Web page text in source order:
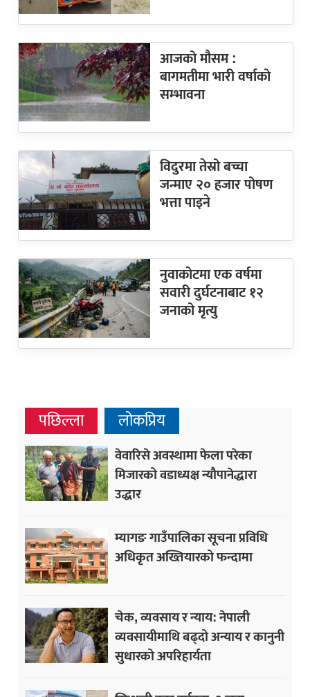
आजको मौसम :
बागमतीमा भारी वर्षाको
सम्भावना
विदुरमा तेस्रो बच्चा
जन्माए २० हजार पोषण
भत्ता पाइने
नुवाकोटमा एक वर्षमा
सवारी दुर्घटनाबाट १२
जनाको मृत्यु
पछिल्ला लोकप्रिय
वेवारिसे अवस्थामा फेला परेका
मिजारको वडाध्यक्ष न्यौपानेद्धारा
उद्धार
म्यागङ गाउँपालिका सूचना प्रविधि
अधिकृत अख्तियारको फन्दामा
चेक, व्यवसाय र न्याय: नेपाली
व्यवसायीमाथि बढ्दो अन्याय र कानुनी
सुधारको अपरिहार्यता